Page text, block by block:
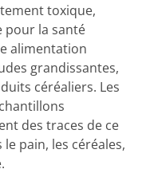
toxique,
pour la santé
alimentation
grandissantes,
céréaliers. Les
des traces de ce
pain, les céréales,